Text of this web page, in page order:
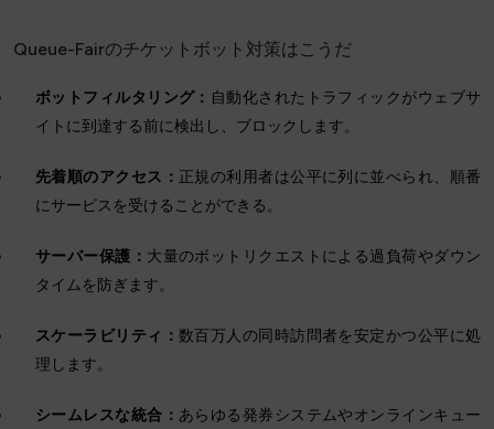
Queue-Fairのチケットボット対策はこうだ
ボットフィルタリング： 自動化されたトラフィックがウェブサ
イトに到達する前に検出し、ブロックします。
先着順のアクセス： 正規の利用者は公平に列に並べられ、順番
にサービスを受けることができる。
サーバー保護： 大量のボットリクエストによる過負荷やダウン
タイムを防ぎます。
スケーラビリティ： 数百万人の同時訪問者を安定かつ公平に処
理します。
シームレスな統合： あらゆる発券システムやオンラインキュー